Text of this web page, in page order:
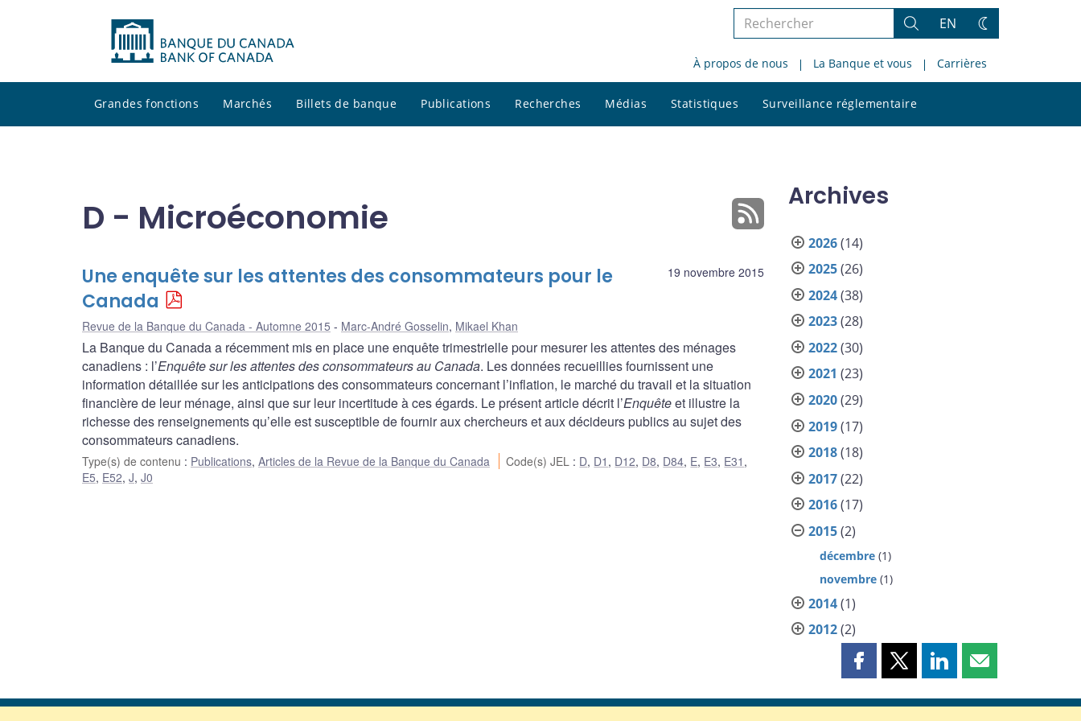
Rechercher
le
site
Rechercher
EN
Changez
thème
À propos de nous La Banque et vous Carrières
Grandes fonctions Marchés Billets de banque Publications Recherches Médias Statistiques Surveillance réglementaire
le
D - Microéconomie
19 novembre 2015
Une enquête sur les attentes des consommateurs pour le
Canada
Revue de la Banque du Canada - Automne 2015 Marc-André Gosselin, Mikael Khan
La Banque du Canada a récemment mis en place une enquête trimestrielle pour mesurer les attentes des ménages
canadiens : l’Enquête sur les attentes des consommateurs au Canada. Les données recueillies fournissent une
information détaillée sur les anticipations des consommateurs concernant l’inflation, le marché du travail et la situation
financière de leur ménage, ainsi que sur leur incertitude à ces égards. Le présent article décrit l’Enquêteet illustre la
richesse des renseignements qu’elle est susceptible de fournir aux chercheurs et aux décideurs publics au sujet des
consommateurs canadiens.
Type(s) de contenu : Publications, Articles de la Revue de la Banque du Canada Code(s) JEL : D, D1 , D12, D8, D84, E, E3, E31 ,
E5, E52, J, J0
Archives
2026(14)
2025(26)
2024(38)
2023(28)
2022(30)
2021 (23)
2020(29)
2019(17)
2018(18)
2017(22)
2016(17)
2015(2)
décembre (1)
novembre (1)
2014(1)
2012(2)
Partager
page
Partager
page
Partager
page
Partager
page